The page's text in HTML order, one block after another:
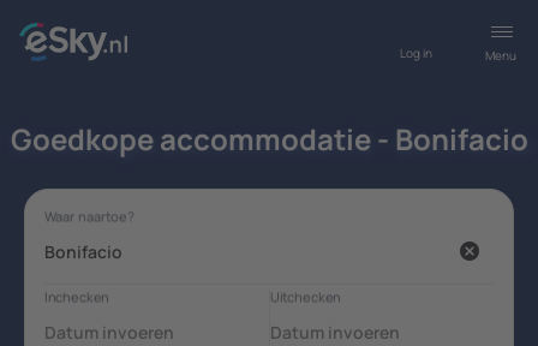
Menu
Log in
Goedkope accommodatie - Bonifacio